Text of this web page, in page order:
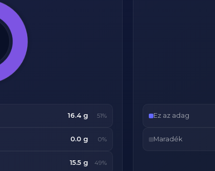
16.4 g 51%
0.0 g 0%
15.5 g 49%
Ez az adag
Maradék